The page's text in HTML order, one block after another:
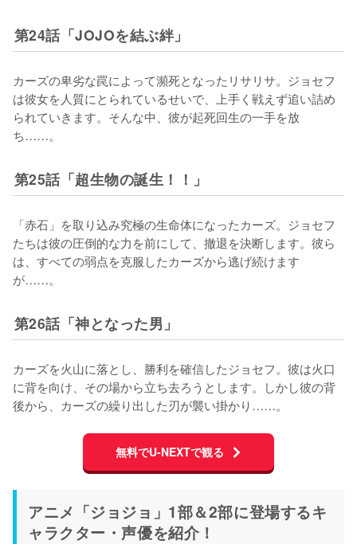
第24話「JOJOを結ぶ絆」
カーズの卑劣な罠によって瀕死となったリサリサ。ジョセフ
は彼女を人質にとられているせいで、上手く戦えず追い詰め
られていきます。そんな中、彼が起死回生の一手を放
ち……。
第25話「超生物の誕生！！」
「赤石」を取り込み究極の生命体になったカーズ。ジョセフ
たちは彼の圧倒的な力を前にして、撤退を決断します。彼ら
は、すべての弱点を克服したカーズから逃げ続けます
が……。
第26話「神となった男」
カーズを火山に落とし、勝利を確信したジョセフ。彼は火口
に背を向け、その場から立ち去ろうとします。しかし彼の背
後から、カーズの繰り出した刃が襲い掛かり……。
無料でU-NEXTで観る
アニメ「ジョジョ」1部＆2部に登場するキ
ャラクター・声優を紹介！